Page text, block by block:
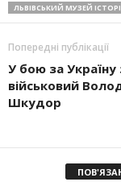
ЛЬВІВСЬКИЙ МУЗЕЙ ІСТОРІЇ
Попередні публікації
У бою за Україну
військовий
Шкудор